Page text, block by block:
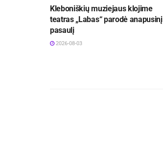
Kleboniškių muziejaus klojime
teatras „Labas“ parodė anapusinį
pasaulį
2026-08-03